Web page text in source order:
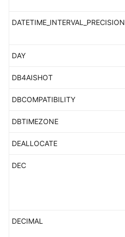
DATETIME_INTERVAL_PRECISION
DAY
DB4AISHOT
DBCOMPATIBILITY
DBTIMEZONE
DEALLOCATE
DEC
DECIMAL